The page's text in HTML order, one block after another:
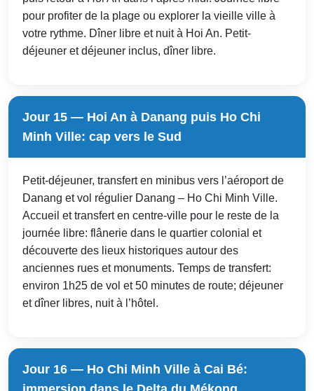
pour profiter de la plage ou explorer la vieille ville à
votre rythme. Dîner libre et nuit à Hoi An. Petit-
déjeuner et déjeuner inclus, dîner libre.
Jour 15 — Hoi An à Danang puis Ho Chi
Minh Ville: cap vers le Sud
Petit-déjeuner, transfert en minibus vers l’aéroport de
Danang et vol régulier Danang – Ho Chi Minh Ville.
Accueil et transfert en centre-ville pour le reste de la
journée libre: flânerie dans le quartier colonial et
découverte des lieux historiques autour des
anciennes rues et monuments. Temps de transfert:
environ 1h25 de vol et 50 minutes de route; déjeuner
et dîner libres, nuit à l’hôtel.
Jour 16 — Ho Chi Minh Ville à Cai Bé: